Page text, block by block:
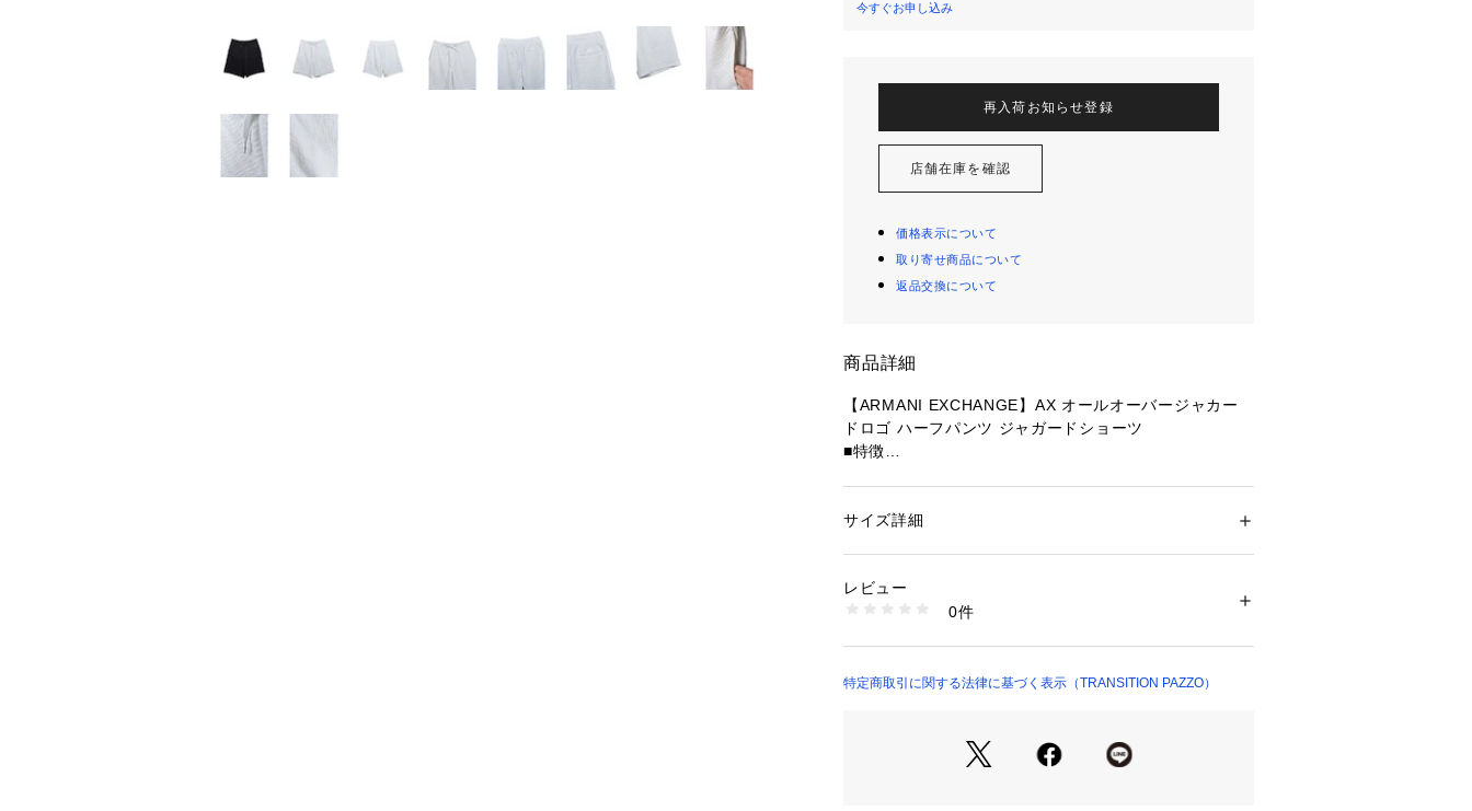
今すぐお申し込み
再入荷お知らせ登録
店舗在庫を確認
価格表示について
取り寄せ商品について
返品交換について
商品詳細
【ARMANI EXCHANGE】AX オールオーバージャカー
ドロゴ ハーフパンツ ジャガードショーツ
■特徴
素材にヴィスコースがブレンドされ、滑らかな肌触りが
馴染みやすく、取り入れやすいアイテムです。
絞り紐があり、ウエストが調整しやすい仕様になってい
す。
ハリのある程よいゆとりのあるシルエット。
性別：メンズ
商品番号：
155114040 （ショップ）
サイズ詳細
レビュー
0件
特定商取引に関する法律に基づく表示（TRANSITION PAZZO）